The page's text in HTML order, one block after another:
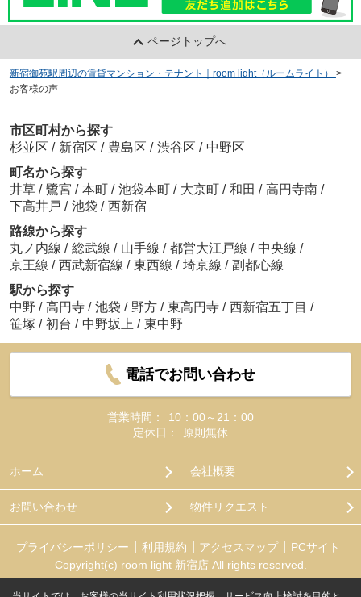
ページトップへ
新宿御苑駅周辺の賃貸マンション・テナント｜room light（ルームライト）
>
お客様の声
市区町村から探す
杉並区 / 新宿区 / 豊島区 / 渋谷区 / 中野区
町名から探す
井草 / 鷺宮 / 本町 / 池袋本町 / 大京町 / 和田 / 高円寺南 /
下高井戸 / 池袋 / 西新宿
路線から探す
丸ノ内線 / 総武線 / 山手線 / 都営大江戸線 / 中央線 /
京王線 / 西武新宿線 / 東西線 / 埼京線 / 副都心線
駅から探す
中野 / 高円寺 / 池袋 / 野方 / 東高円寺 / 西新宿五丁目 /
笹塚 / 初台 / 中野坂上 / 東中野
電話でお問い合わせ
営業時間：
10：00～21：00
定休日：
原則無休
ホーム 会社概要
お問い合わせ 物件リクエスト
プライバシーポリシー 利用規約 アクセスマップ
PCサイト
Copyright(c) room light 新宿店 All rights reserved.